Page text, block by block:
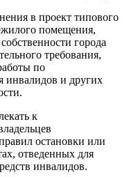
в проект типового
помещения,
города
требования,
по
инвалидов и других
к
остановки или
отведенных для
инвалидов.